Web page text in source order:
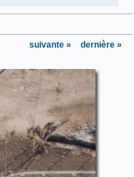
suivante » dernière »